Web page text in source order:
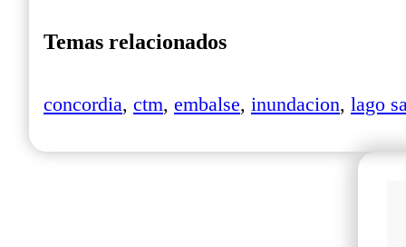
Temas relacionados
concordia, ctm, embalse, inundacion, lago